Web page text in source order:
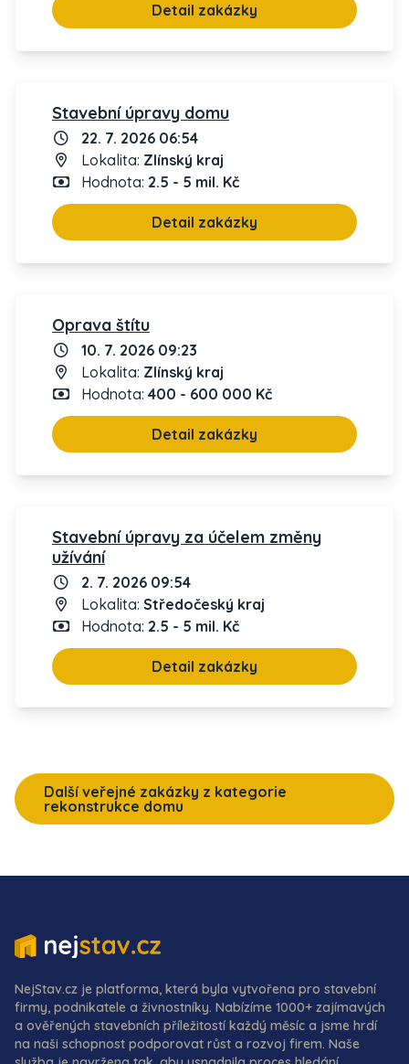
Detail zakázky
Stavební úpravy domu
22. 7. 2026 06:54
Lokalita: Zlínský kraj
Hodnota: 2.5 - 5 mil. Kč
Detail zakázky
Oprava štítu
10. 7. 2026 09:23
Lokalita: Zlínský kraj
Hodnota: 400 - 600 000 Kč
Detail zakázky
Stavební úpravy za účelem změny
užívání
2. 7. 2026 09:54
Lokalita: Středočeský kraj
Hodnota: 2.5 - 5 mil. Kč
Detail zakázky
Další veřejné zakázky z kategorie
rekonstrukce domu
NejStav.cz je platforma, která byla vytvořena pro stavební
firmy, podnikatele a živnostníky. Nabízíme 1000+ zajímavých
a ověřených stavebních příležitostí každý měsíc a jsme hrdí
na naši schopnost podporovat růst a rozvoj firem. Naše